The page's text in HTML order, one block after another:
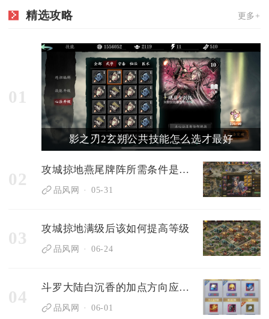
精选攻略 更多+
01
影之刃2玄朔公共技能怎么选才最好
02 攻城掠地燕尾牌阵所需条件是什么
品风网 05-31
03 攻城掠地满级后该如何提高等级
品风网 06-24
04 斗罗大陆白沉香的加点方向应该偏重哪方面的技能提升
品风网 06-01